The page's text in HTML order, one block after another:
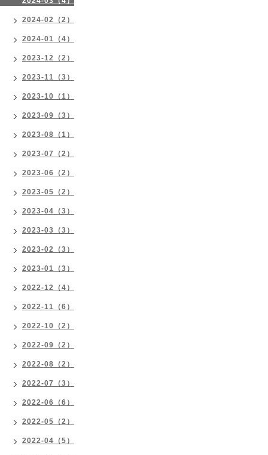
2024-02（2）
2024-01（4）
2023-12（2）
2023-11（3）
2023-10（1）
2023-09（3）
2023-08（1）
2023-07（2）
2023-06（2）
2023-05（2）
2023-04（3）
2023-03（3）
2023-02（3）
2023-01（3）
2022-12（4）
2022-11（6）
2022-10（2）
2022-09（2）
2022-08（2）
2022-07（3）
2022-06（6）
2022-05（2）
2022-04（5）